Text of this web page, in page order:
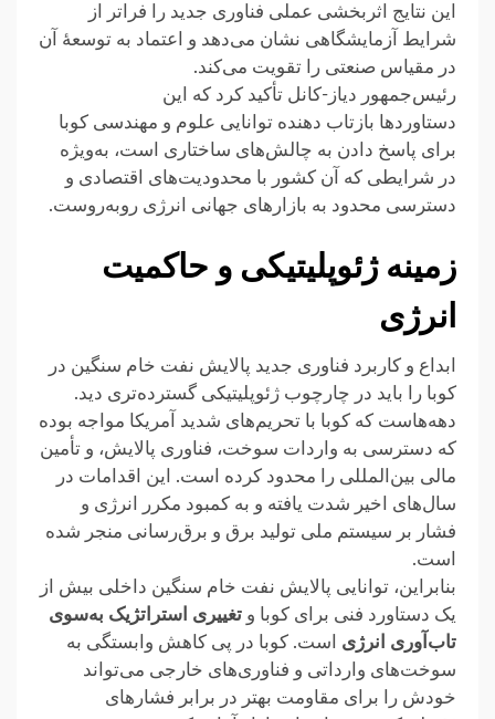
این نتایج اثربخشی عملی فناوری جدید را فراتر از
شرایط آزمایشگاهی نشان می‌دهد و اعتماد به توسعهٔ آن
در مقیاس صنعتی را تقویت می‌کند.
رئیس‌جمهور دیاز-کانل تأکید کرد که این
دستاوردها بازتاب دهنده توانایی علوم و مهندسی کوبا
برای پاسخ دادن به چالش‌های ساختاری است، به‌ویژه
در شرایطی که آن کشور با محدودیت‌های اقتصادی و
دسترسی محدود به بازارهای جهانی انرژی روبه‌روست.
زمینه ژئوپلیتیکی و حاکمیت
انرژی
ابداع و کاربرد فناوری جدید پالایش نفت خام سنگین در
کوبا را باید در چارچوب ژئوپلیتیکی گسترده‌تری دید.
دهه‌هاست که کوبا با تحریم‌های شدید آمریکا مواجه بوده
که دسترسی به واردات سوخت، فناوری پالایش، و تأمین
مالی بین‌المللی را محدود کرده است. این اقدامات در
سال‌های اخیر شدت یافته و به کمبود مکرر انرژی و
فشار بر سیستم ملی تولید برق و برق‌رسانی منجر شده
است.
بنابراین، توانایی پالایش نفت خام سنگین داخلی بیش از
یک دستاورد فنی برای کوبا و تغییری استراتژیک به‌سوی
تاب‌آوری انرژی است. کوبا در پی کاهش وابستگی به
سوخت‌های وارداتی و فناوری‌های خارجی می‌تواند
خودش را برای مقاومت بهتر در برابر فشارهای